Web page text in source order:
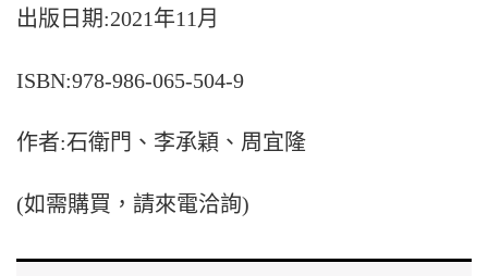
出版日期:2021年11月
ISBN:978-986-065-504-9
作者:石衛門、李承穎、周宜隆
(如需購買，請來電洽詢)